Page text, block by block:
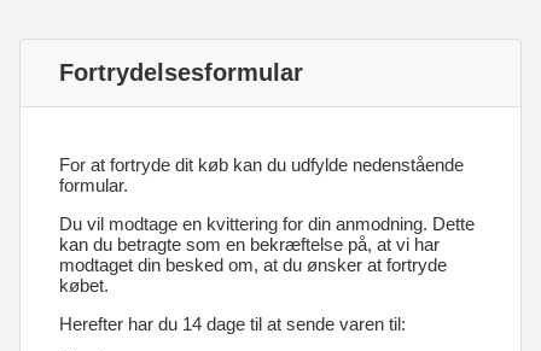
Fortrydelsesformular
For at fortryde dit køb kan du udfylde nedenstående
formular.
Du vil modtage en kvittering for din anmodning. Dette
kan du betragte som en bekræftelse på, at vi har
modtaget din besked om, at du ønsker at fortryde
købet.
Herefter har du 14 dage til at sende varen til: